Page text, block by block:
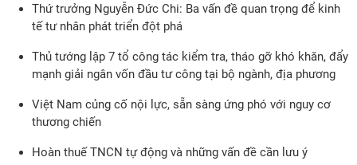
Thứ trưởng Nguyễn Đức Chi: Ba vấn đề quan trọng để kinh
tế tư nhân phát triển đột phá
Thủ tướng lập 7 tổ công tác kiểm tra, tháo gỡ khó khăn, đẩy
mạnh giải ngân vốn đầu tư công tại bộ ngành, địa phương
Việt Nam củng cố nội lực, sẵn sàng ứng phó với nguy cơ
thương chiến
Hoàn thuế TNCN tự động và những vấn đề cần lưu ý